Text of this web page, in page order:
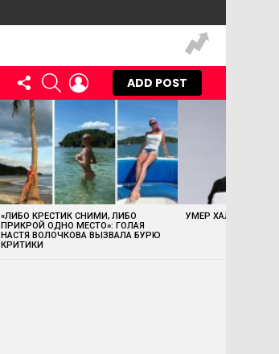
FOLLOW
US
SEARCHLOGIN
ADD POST
«ЛИБО КРЕСТИК СНИМИ, ЛИБО
ПРИКРОЙ ОДНО МЕСТО»: ГОЛАЯ
НАСТЯ ВОЛОЧКОВА ВЫЗВАЛА БУРЮ
КРИТИКИ
УМЕР ХАЛК ХОГАН